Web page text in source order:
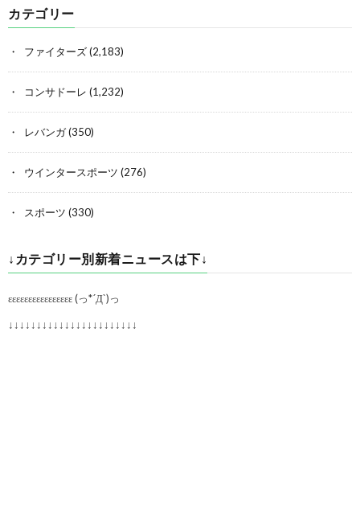
カテゴリー
ファイターズ(2,183)
コンサドーレ (1,232)
レバンガ(350)
ウインタースポーツ (276)
スポーツ (330)
↓カテゴリー別新着ニュースは下↓
εεεεεεεεεεεεεεεε (っ*´Д`)っ
↓↓↓↓↓↓↓↓↓↓↓↓↓↓↓↓↓↓↓↓↓↓↓